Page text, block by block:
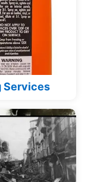
Services